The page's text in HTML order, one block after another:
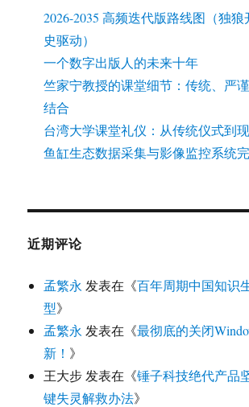
2026-2035 高频迭代版路线图（独
史驱动）
一个数字出版人的未来十年
竺家宁教授的课堂细节：传统、严
结合
台湾大学课堂礼仪：从传统仪式到
鱼缸生态数据采集与影像监控系统
近期评论
孟繁永 发表在《百年周期中国知识
型》
孟繁永 发表在《最彻底的关闭
新！ 》
王大步 发表在《锤子科技绝代产品
键失灵解救办法》